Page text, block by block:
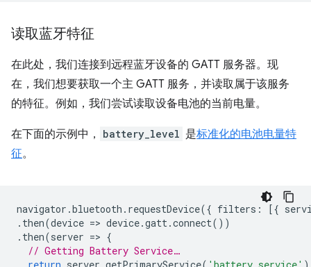
读取蓝牙特征
在此处，我们连接到远程蓝牙设备的 GATT 服务器。现
在，我们想要获取一个主 GATT 服务，并读取属于该服务
的特征。例如，我们尝试读取设备电池的当前电量。
在下面的示例中， battery_level 是标准化的电池电量特
征。
navigator .bluetooth . requestDevice({ filters : [{
. then(device => device.gatt.connect())
. then(server => {
// Getting Battery Service…